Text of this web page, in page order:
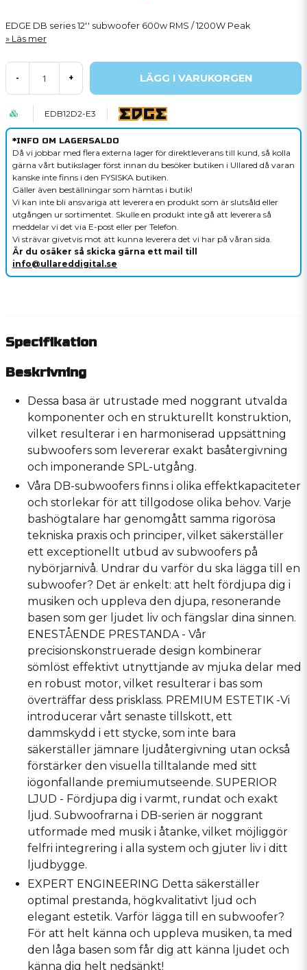
EDGE DB series 12'' subwoofer 600w RMS / 1200W Peak
Läs mer
- + LÄGG I VARUKORGEN
EDB12D2-E3
*INFO OM LAGERSALDO
Då vi jobbar med flera externa lager för direktleverans till kund, så kolla
gärna vårt butikslager först innan du besöker butiken i Ullared då varan
kanske inte finns i den FYSISKA butiken.
Gäller även beställningar som hämtas i butik!
Vi kan inte bli ansvariga att leverera en produkt som är slutsåld eller
utgången ur sortimentet. Skulle en produkt inte gå att leverera så
meddelar vi det via E-post eller per Telefon.
Vi strävar givetvis mot att kunna leverera det vi har på våran sida.
Är du osäker så skicka gärna ett mail till
info@ullareddigital.se
Beskrivning
Dessa basa är utrustade med noggrant utvalda
komponenter och en strukturellt konstruktion,
vilket resulterar i en harmoniserad uppsättning
subwoofers som levererar exakt basåtergivning
och imponerande SPL-utgång.
Våra DB-subwoofers finns i olika effektkapaciteter
och storlekar för att tillgodose olika behov. Varje
bashögtalare har genomgått samma rigorösa
tekniska praxis och principer, vilket säkerställer
ett exceptionellt utbud av subwoofers på
nybörjarnivå. Undrar du varför du ska lägga till en
subwoofer? Det är enkelt: att helt fördjupa dig i
musiken och uppleva den djupa, resonerande
basen som ger ljudet liv och fängslar dina sinnen.
ENESTÅENDE PRESTANDA - Vår
precisionskonstruerade design kombinerar
sömlöst effektivt utnyttjande av mjuka delar med
en robust motor, vilket resulterar i bas som
överträffar dess prisklass. PREMIUM ESTETIK -Vi
introducerar vårt senaste tillskott, ett
dammskydd i ett stycke, som inte bara
säkerställer jämnare ljudåtergivning utan också
förstärker den visuella tilltalande med sitt
iögonfallande premiumutseende. SUPERIOR
LJUD - Fördjupa dig i varmt, rundat och exakt
ljud. Subwoofrarna i DB-serien är noggrant
utformade med musik i åtanke, vilket möjliggör
felfri integrering i alla system och gjuter liv i ditt
ljudbygge.
EXPERT ENGINEERING Detta säkerställer
optimal prestanda, högkvalitativt ljud och
elegant estetik. Varför lägga till en subwoofer?
För att helt känna och uppleva musiken, ta med
den låga basen som får dig att känna ljudet och
känna dig helt nedsänkt!
Specifikation